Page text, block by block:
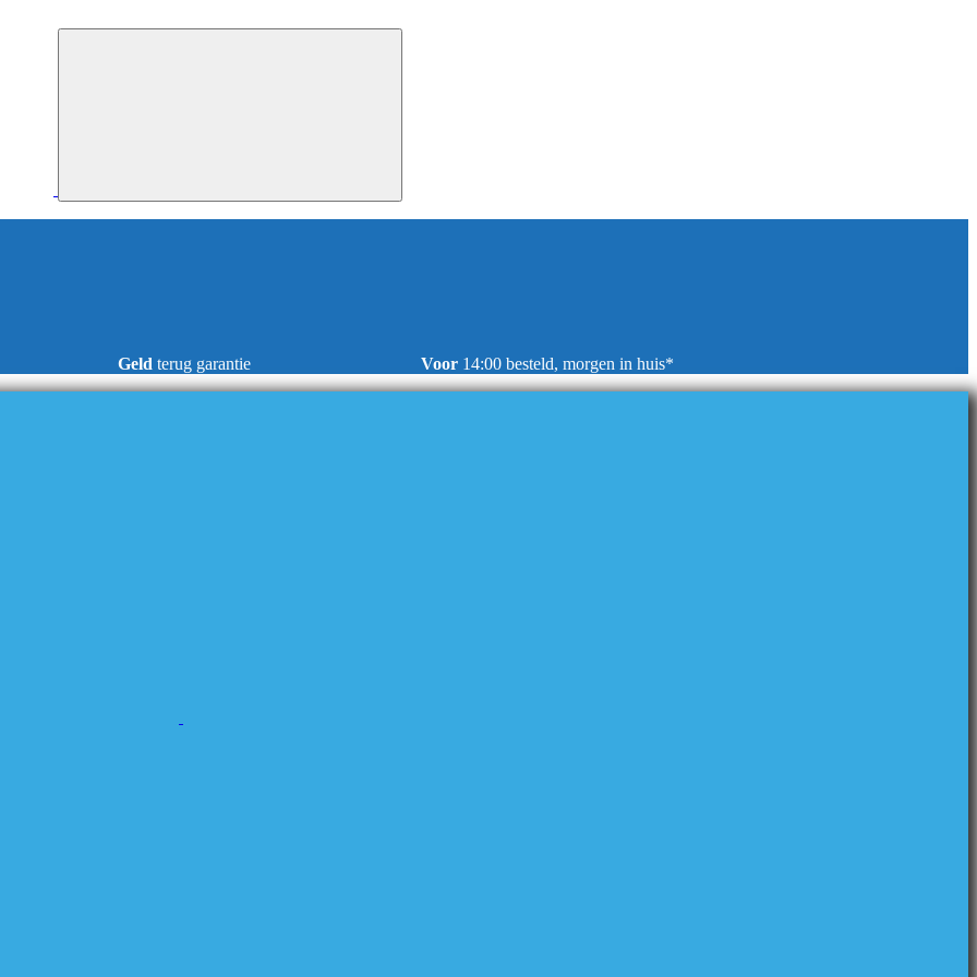
Geld terug garantie Voor 14:00 besteld, morgen in huis*